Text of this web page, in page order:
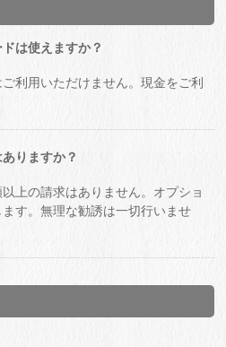
は使えますか？
利用いただけません。現金をご利
りますか？
上の請求はありません。オプショ
す。無理な勧誘は一切行いませ